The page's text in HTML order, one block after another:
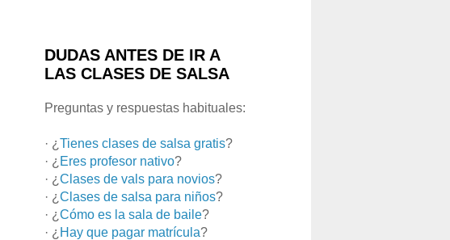
DUDAS ANTES DE IR A
LAS CLASES DE SALSA
Preguntas y respuestas habituales:
· ¿ Tienes clases de salsa gratis?
· ¿ Eres profesor nativo?
· ¿ Clases de vals para novios?
· ¿ Clases de salsa para niños?
· ¿ Cómo es la sala de baile?
· ¿ Hay que pagar matrícula?